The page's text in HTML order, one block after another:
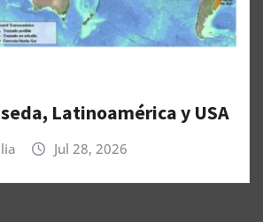
Latinoamérica y USA
Jul 28, 2026